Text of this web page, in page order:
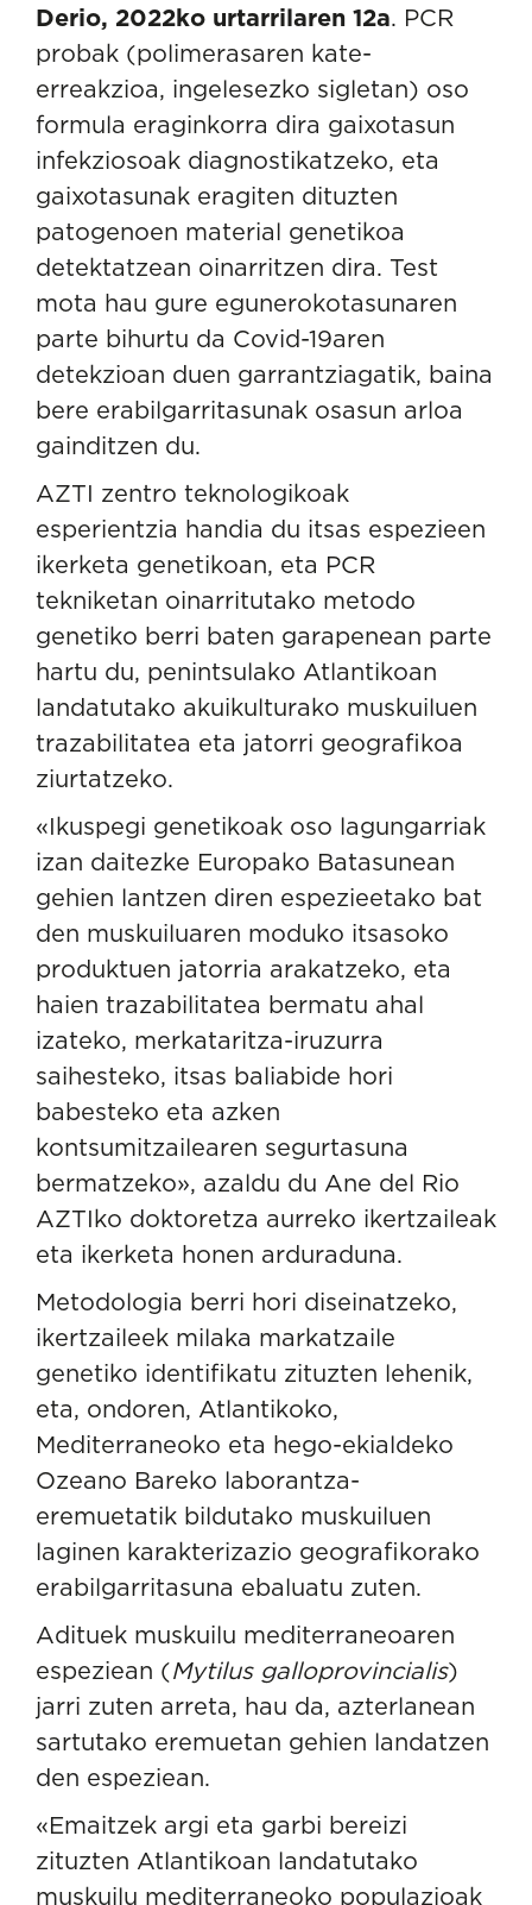
Derio, 2022ko urtarrilaren 12a. PCR
probak (polimerasaren kate-
erreakzioa, ingelesezko sigletan) oso
formula eraginkorra dira gaixotasun
infekziosoak diagnostikatzeko, eta
gaixotasunak eragiten dituzten
patogenoen material genetikoa
detektatzean oinarritzen dira. Test
mota hau gure egunerokotasunaren
parte bihurtu da Covid-19aren
detekzioan duen garrantziagatik, baina
bere erabilgarritasunak osasun arloa
gainditzen du.
AZTI zentro teknologikoak
esperientzia handia du itsas espezieen
ikerketa genetikoan, eta PCR
tekniketan oinarritutako metodo
genetiko berri baten garapenean parte
hartu du, penintsulako Atlantikoan
landatutako akuikulturako muskuiluen
trazabilitatea eta jatorri geografikoa
ziurtatzeko.
«Ikuspegi genetikoak oso lagungarriak
izan daitezke Europako Batasunean
gehien lantzen diren espezieetako bat
den muskuiluaren moduko itsasoko
produktuen jatorria arakatzeko, eta
haien trazabilitatea bermatu ahal
izateko, merkataritza-iruzurra
saihesteko, itsas baliabide hori
babesteko eta azken
kontsumitzailearen segurtasuna
bermatzeko», azaldu du Ane del Rio
AZTIko doktoretza aurreko ikertzaileak
eta ikerketa honen arduraduna.
Metodologia berri hori diseinatzeko,
ikertzaileek milaka markatzaile
genetiko identifikatu zituzten lehenik,
eta, ondoren, Atlantikoko,
Mediterraneoko eta hego-ekialdeko
Ozeano Bareko laborantza-
eremuetatik bildutako muskuiluen
laginen karakterizazio geografikorako
erabilgarritasuna ebaluatu zuten.
Adituek muskuilu mediterraneoaren
espeziean (Mytilus galloprovincialis)
jarri zuten arreta, hau da, azterlanean
sartutako eremuetan gehien landatzen
den espeziean.
«Emaitzek argi eta garbi bereizi
zituzten Atlantikoan landatutako
muskuilu mediterraneoko populazioak